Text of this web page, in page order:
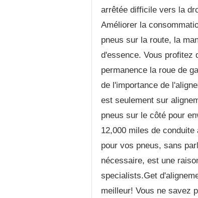
arrêtée difficile vers la
Améliorer la
pneus sur la route, la
d'essence. Vous profitez
permanence la roue de
de l'importance de
est seulement sur
pneus sur le côté pour
12,000 miles de
pour vos pneus, sans
nécessaire, est une
specialists.Get
meilleur! Vous ne savez